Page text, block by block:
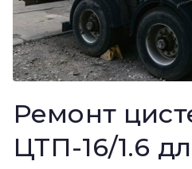
Ремонт
ЦТП-16/1.6